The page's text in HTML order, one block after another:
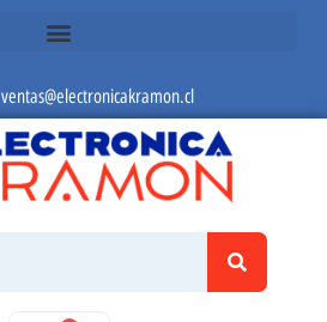
ventas@electronicakramon.cl